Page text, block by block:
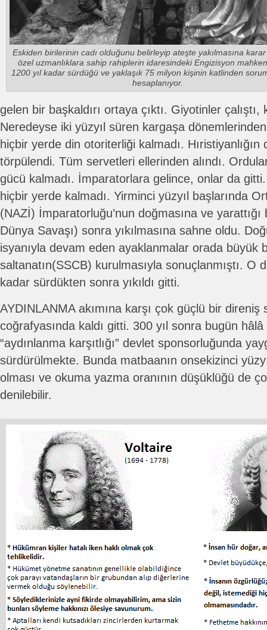
Eskiden birilerinin cadı olduğunu belirleyip ateşte yakılmasına
özel uzmanlıklara sahip rahiplerin idaresindeki Engizisyon
1200 yıl kadar sürdüğü ve yaklaşık 75 milyon kişinin katlinden
hesaplanıyor.
gelen bir başkaldırı ortaya çıktı. Giyotinler çalıştı,
Neredeyse iki yüzyıl süren kargaşa
hiçbir yerde din otoriterliği kalmadı. Hıristiyanlığın
törpülendi. Tüm servetleri ellerinden alındı.
gücü kalmadı. İmparatorlara gelince, onlar da gitti.
hiçbir yerde kalmadı. Yirminci yüzyıl başlarında
(NAZİ) İmparatorluğu’nun doğmasına ve
Dünya Savaşı) sonra yıkılmasına sahne oldu.
isyanıyla devam eden ayaklanmalar orada büyük
saltanatın(SSCB) kurulmasıyla sonuçlanmıştı. O
kadar sürdükten sonra yıkıldı gitti.
AYDINLANMA akımına karşı çok güçlü bir direniş
coğrafyasında kaldı gitti. 300 yıl sonra bugün
“aydınlanma karşıtlığı” devlet sponsorluğunda
sürdürülmekte. Bunda matbaanın onsekizinci
olması ve okuma yazma oranının düşüklüğü de
denilebilir.